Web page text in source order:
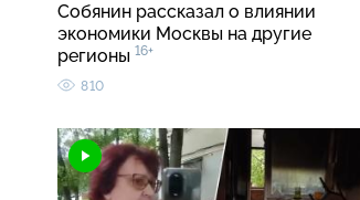
Собянин рассказал о влиянии
экономики Москвы на другие
регионы 16+
810